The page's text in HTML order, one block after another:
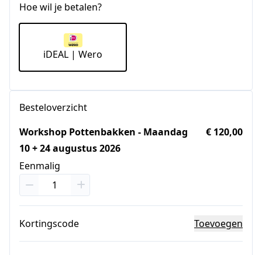
Hoe wil je betalen?
iDEAL | Wero
Besteloverzicht
Workshop Pottenbakken - Maandag
10 + 24 augustus 2026
Eenmalig
€ 120,00
Kortingscode Toevoegen